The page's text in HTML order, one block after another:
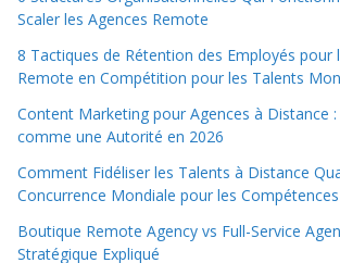
Scaler les Agences Remote
8 Tactiques de Rétention des Employés pour
Remote en Compétition pour les Talents
Content Marketing pour Agences à Distance
comme une Autorité en 2026
Comment Fidéliser les Talents à Distance
Concurrence Mondiale pour les
Boutique Remote Agency vs Full-Service
Stratégique Expliqué